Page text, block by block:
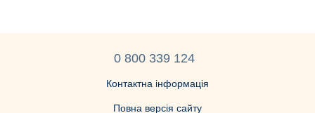
0 800 339 124
Контактна інформація
Повна версія сайту